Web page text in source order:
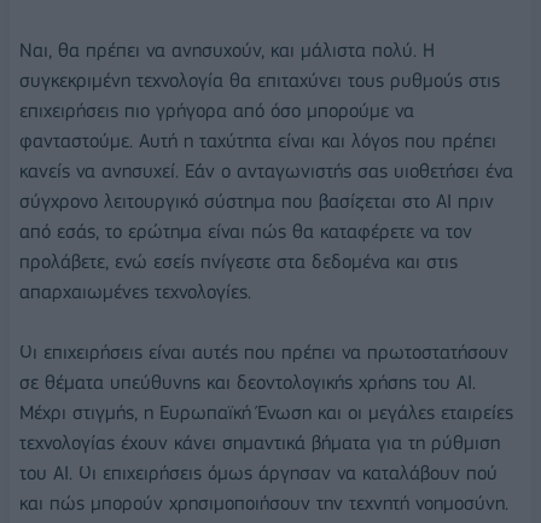
Ναι, θα πρέπει να ανησυχούν, και μάλιστα πολύ. Η
συγκεκριμένη τεχνολογία θα επιταχύνει τους ρυθμούς στις
επιχειρήσεις πιο γρήγορα από όσο μπορούμε να
φανταστούμε. Αυτή η ταχύτητα είναι και λόγος που πρέπει
κανείς να ανησυχεί. Εάν ο ανταγωνιστής σας υιοθετήσει ένα
σύγχρονο λειτουργικό σύστημα που βασίζεται στο ΑΙ πριν
από εσάς, το ερώτημα είναι πώς θα καταφέρετε να τον
προλάβετε, ενώ εσείς πνίγεστε στα δεδομένα και στις
απαρχαιωμένες τεχνολογίες.
Οι επιχειρήσεις είναι αυτές που πρέπει να πρωτοστατήσουν
σε θέματα υπεύθυνης και δεοντολογικής χρήσης του ΑΙ.
Μέχρι στιγμής, η Ευρωπαϊκή Ένωση και οι μεγάλες εταιρείες
τεχνολογίας έχουν κάνει σημαντικά βήματα για τη ρύθμιση
του ΑΙ. Οι επιχειρήσεις όμως άργησαν να καταλάβουν πού
και πώς μπορούν χρησιμοποιήσουν την τεχνητή νοημοσύνη.